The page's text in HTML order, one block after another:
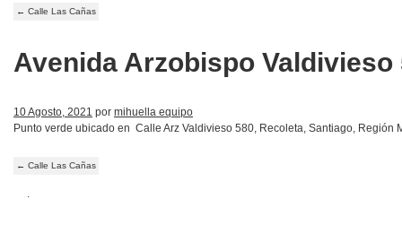
← Calle Las Cañas
Avenida Arzobispo Valdivieso
10 Agosto, 2021 por mihuella equipo
Punto verde ubicado en Calle Arz Valdivieso 580, Recoleta, Santiago, Región
← Calle Las Cañas
.